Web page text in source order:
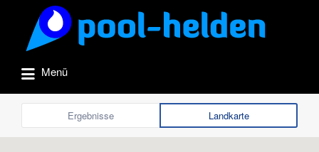
Suchen
nach:
Menü
Ergebnisse Landkarte